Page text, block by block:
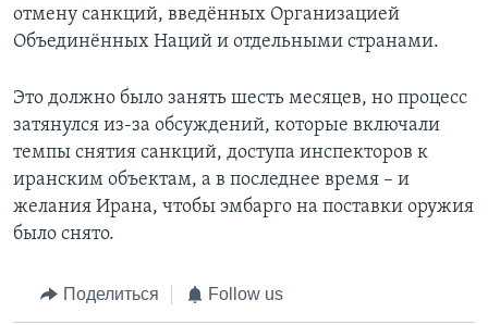
отмену санкций, введённых Организацией
Объединённых Наций и отдельными странами.
Это должно было занять шесть месяцев, но процесс
затянулся из-за обсуждений, которые включали
темпы снятия санкций, доступа инспекторов к
иранским объектам, а в последнее время – и
желания Ирана, чтобы эмбарго на поставки оружия
было снято.
Поделиться Follow us